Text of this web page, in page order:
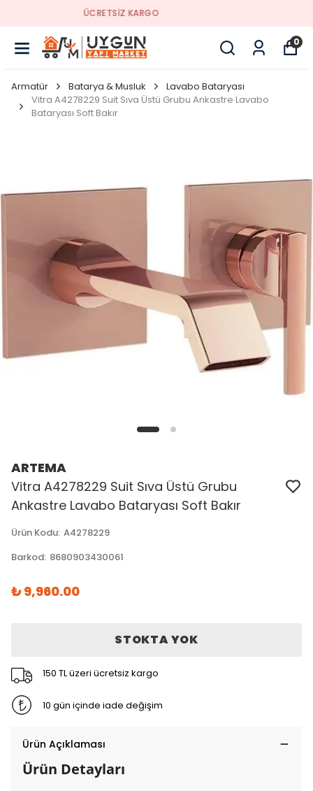
YENI SEZON ÜRÜNLER
0
Armatür Batarya & Musluk
Lavabo Bataryası
Vitra A4278229 Suit Sıva Üstü Grubu Ankastre Lavabo
Bataryası Soft Bakır
ARTEMA
Vitra A4278229 Suit Sıva Üstü Grubu
Ankastre Lavabo Bataryası Soft Bakır
Ürün Kodu: A4278229
Barkod: 8680903430061
₺ 9,960.00
STOKTA YOK
150 TL üzeri ücretsiz kargo
10 gün içinde iade değişim
Ürün Açıklaması
Ürün Detayları